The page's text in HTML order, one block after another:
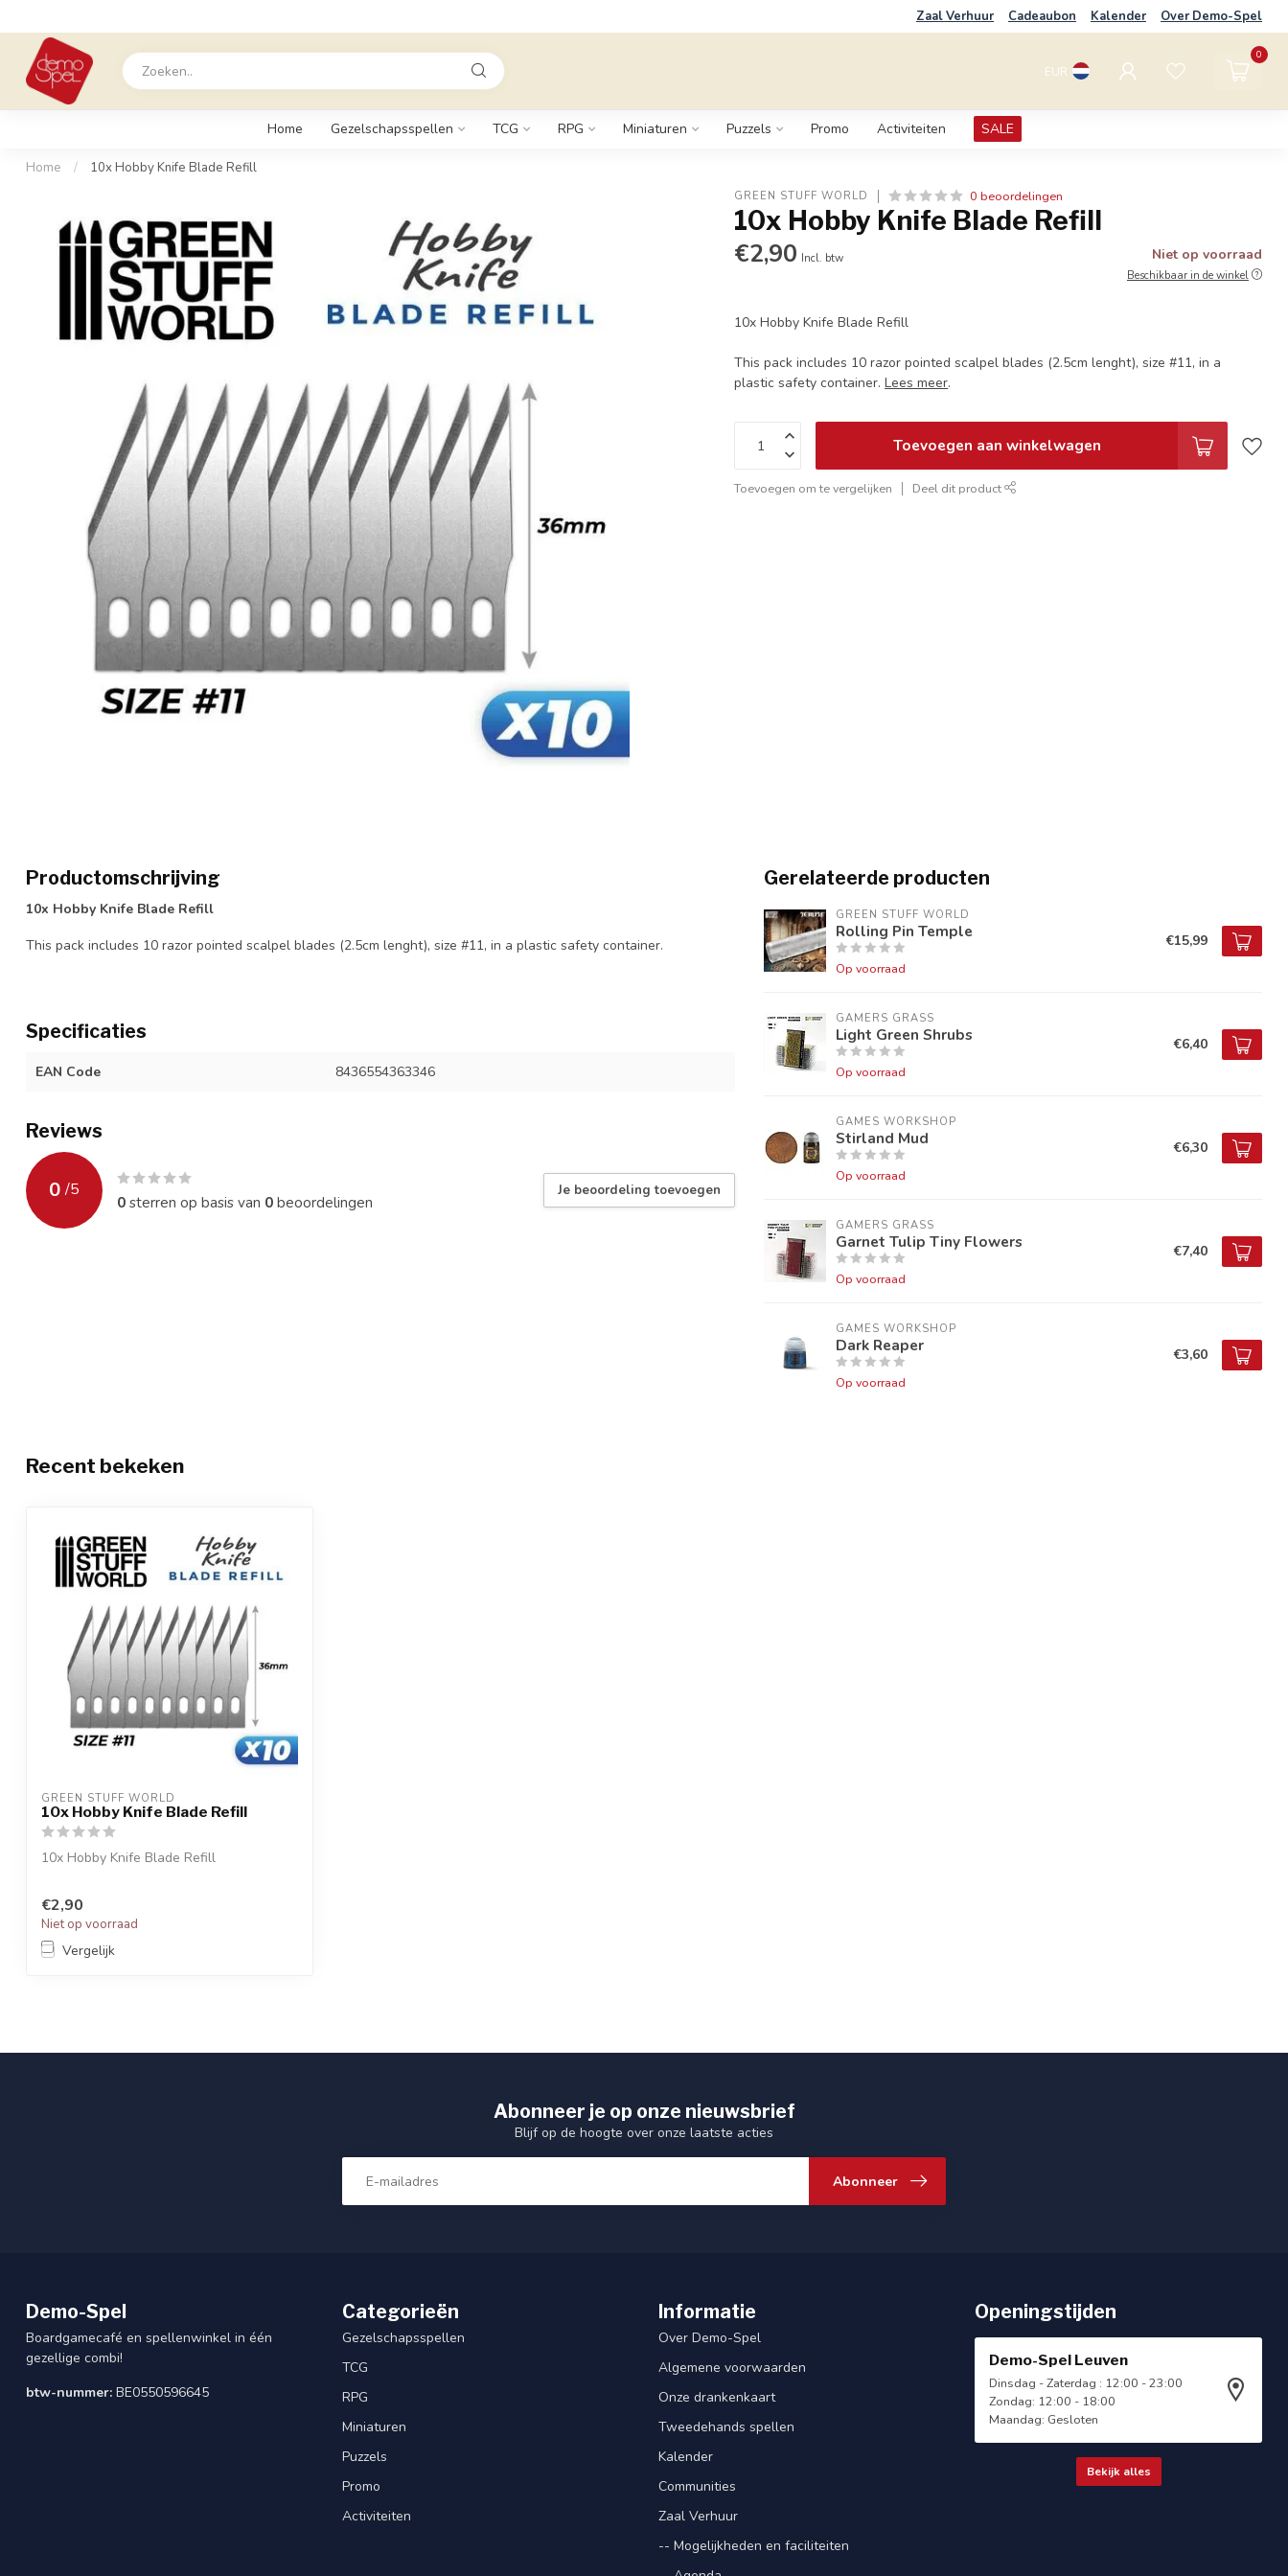
Zaal Verhuur Cadeaubon Kalender Over Demo-Spel
EUR
0
Home Gezelschapsspellen TCG RPG Miniaturen Puzzels Promo Activiteiten SALE
Home / 10x Hobby Knife Blade Refill
GREEN STUFF WORLD 0 beoordelingen
10x Hobby Knife Blade Refill
€2,90 Incl. btw Niet op voorraad
Beschikbaar in de winkel
10x Hobby Knife Blade Refill
This pack includes 10 razor pointed scalpel blades (2.5cm lenght), size #11, in a
plastic safety container.Lees meer.
Toevoegen aan winkelwagen
Toevoegen om te vergelijken Deel dit product
Productomschrijving
10x Hobby Knife Blade Refill
This pack includes 10 razor pointed scalpel blades (2.5cm lenght), size #11, in a plastic safety container.
Specificaties
EAN Code 8436554363346
Reviews
0 /5
0sterren op basis van 0beoordelingen
Je beoordeling toevoegen
Gerelateerde producten
GREEN STUFF WORLD
Rolling Pin Temple
Op voorraad
€15,99
GAMERS GRASS
Light Green Shrubs
Op voorraad
€6,40
GAMES WORKSHOP
Stirland Mud
Op voorraad
€6,30
GAMERS GRASS
Garnet Tulip Tiny Flowers
Op voorraad
€7,40
GAMES WORKSHOP
Dark Reaper
Op voorraad
€3,60
Recent bekeken
GREEN STUFF WORLD
10x Hobby Knife Blade Refill
10x Hobby Knife Blade Refill
scalpel blad...
€2,90
Niet op voorraad
Vergelijk
Abonneer je op onze nieuwsbrief
Blijf op de hoogte over onze laatste acties
Abonneer
Demo-Spel
Boardgamecafé en spellenwinkel in één
gezellige combi!
btw-nummer: BE0550596645
Categorieën
Gezelschapsspellen
TCG
RPG
Miniaturen
Puzzels
Promo
Activiteiten
Informatie
Over Demo-Spel
Algemene voorwaarden
Onze drankenkaart
Tweedehands spellen
Kalender
Communities
Zaal Verhuur
-- Mogelijkheden en faciliteiten
Openingstijden
Demo-Spel Leuven
Dinsdag - Zaterdag : 12:00 - 23:00
Zondag: 12:00 - 18:00
Maandag: Gesloten
Bekijk alles